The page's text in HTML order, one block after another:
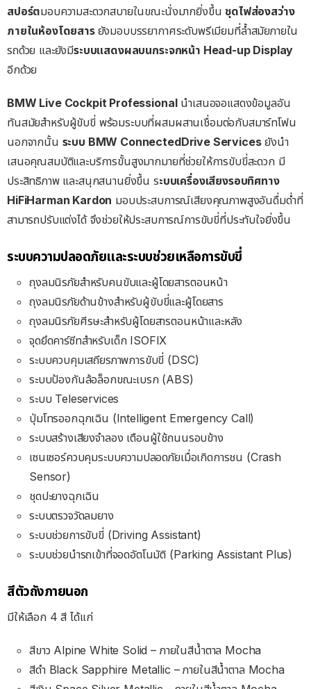
สปอร์ตมอบความสะดวกสบายในขณะนั่งมากยิ่งขึ้นชุดไฟส่องสว่าง
ภายในห้องโดยสาร ยังมอบบรรยากาศระดับพรีเมียมที่ล้ำสมัยภายใน
รถด้วย และยังมีระบบแสดงผลบนกระจกหน้า Head-up Display
อีกด้วย
BMW Live Cockpit Professionalนำเสนอจอแสดงข้อมูลอัน
ทันสมัยสำหรับผู้ขับขี่ พร้อมระบบที่ผสมผสานเชื่อมต่อกับสมาร์ทโฟน
นอกจากนั้น ระบบ BMW ConnectedDrive Servicesยังนำ
เสนอคุณสมบัติและบริการขั้นสูงมากมายที่ช่วยให้การขับขี่สะดวก มี
ประสิทธิภาพ และสนุกสนานยิ่งขึ้น ระบบเครื่องเสียงรอบทิศทาง
HiFiHarman Kardon มอบประสบการณ์เสียงคุณภาพสูงอันดื่มด่ำที่
สามารถปรับแต่งได้ จึงช่วยให้ประสบการณ์การขับขี่ที่ประทับใจยิ่งขึ้น
ระบบความปลอดภัยและระบบช่วยเหลือการขับขี่
ถุงลมนิรภัยสำหรับคนขับและผู้โดยสารตอนหน้า
ถุงลมนิรภัยด้านข้างสำหรับผู้ขับขี่และผู้โดยสาร
ถุงลมนิรภัยศีรษะสําหรับผู้โดยสารตอนหน้าและหลัง
จุดยึดคาร์ซีทสำหรับเด็ก ISOFIX
ระบบควบคุมเสถียรภาพการขับขี่ (DSC)
ระบบป้องกันล้อล็อกขณะเบรก (ABS)
ระบบ Teleservices
ปุ่มโทรออกฉุกเฉิน (Intelligent Emergency Call)
ระบบสร้างเสียงจำลอง เตือนผู้ใช้ถนนรอบข้าง
เซนเซอร์ควบคุมระบบความปลอดภัยเมื่อเกิดการชน (Crash
Sensor)
ชุดปะยางฉุกเฉิน
ระบบตรวจวัดลมยาง
ระบบช่วยการขับขี่ (Driving Assistant)
ระบบช่วยนํารถเข้าที่จอดอัตโนมัติ (Parking Assistant Plus)
สีตัวถังภายนอก
มีให้เลือก 4 สี ได้แก่
สีขาว Alpine White Solid – ภายในสีน้ำตาล Mocha
สีดำ Black Sapphire Metallic – ภายในสีน้ำตาล Mocha